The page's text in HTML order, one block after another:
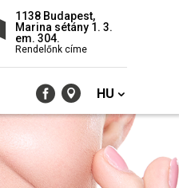
1138 Budapest,
Marina sétány 1. 3.
em. 304.
Rendelőnk címe
HU